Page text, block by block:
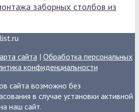
заборных столбов из
сайта | Обработка персональных
конфиденциальности
сайта возможно без
в случае установки активной
наш сайт.